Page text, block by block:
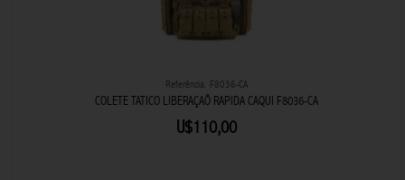
Referência: F8036-CA
COLETE TATICO LIBERAÇAÕ RAPIDA CAQUI F8036-CA
U$110,00